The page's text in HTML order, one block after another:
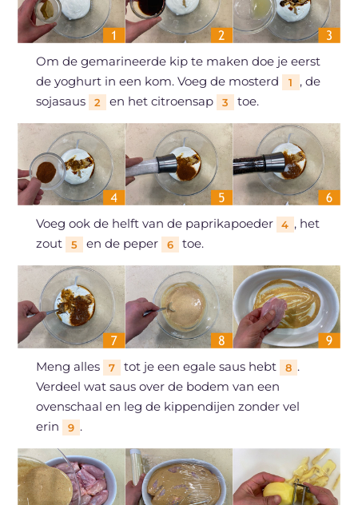
Om de gemarineerde kip te maken doe je eerst
de yoghurt in een kom. Voeg de mosterd
1
, de
sojasaus
2 en het citroensap 3 toe.
Voeg ook de helft van de paprikapoeder 4 , het
zout
5 en de peper 6 toe.
Meng alles 7 tot je een egale saus hebt 8 .
Verdeel wat saus over de bodem van een
ovenschaal en leg de kippendijen zonder vel
erin
9 .